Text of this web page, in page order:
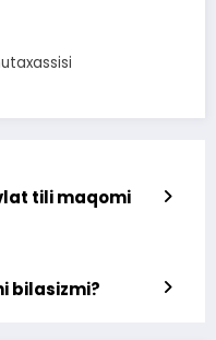
tili maqomi
bilasizmi?